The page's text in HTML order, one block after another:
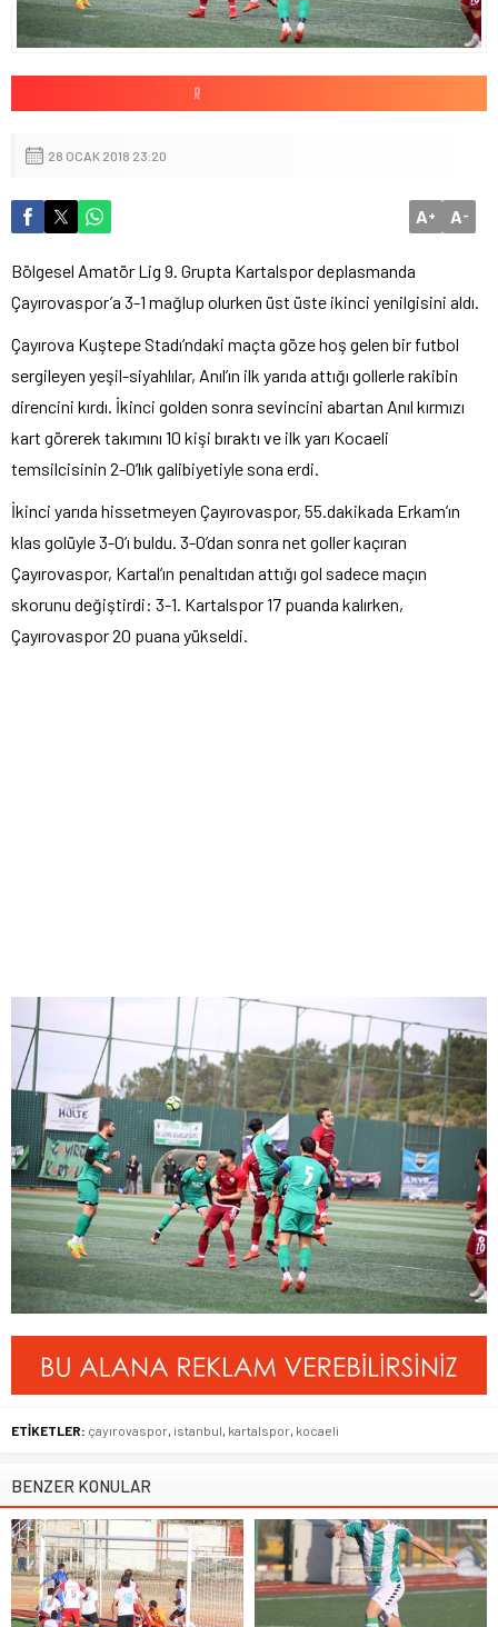
28 OCAK 2018 23:20
A+ A-
Bölgesel Amatör Lig 9. Grupta Kartalspor deplasmanda
Çayırovaspor’a 3-1 mağlup olurken üst üste ikinci yenilgisini aldı.
Çayırova Kuştepe Stadı’ndaki maçta göze hoş gelen bir futbol
sergileyen yeşil-siyahlılar, Anıl’ın ilk yarıda attığı gollerle rakibin
direncini kırdı. İkinci golden sonra sevincini abartan Anıl kırmızı
kart görerek takımını 10 kişi bıraktı ve ilk yarı Kocaeli
temsilcisinin 2-0’lık galibiyetiyle sona erdi.
İkinci yarıda hissetmeyen Çayırovaspor, 55.dakikada Erkam’ın
klas golüyle 3-0’ı buldu. 3-0’dan sonra net goller kaçıran
Çayırovaspor, Kartal’ın penaltıdan attığı gol sadece maçın
skorunu değiştirdi: 3-1. Kartalspor 17 puanda kalırken,
Çayırovaspor 20 puana yükseldi.
ETİKETLER: çayırovaspor istanbul kartalspor kocaeli
BENZER KONULAR